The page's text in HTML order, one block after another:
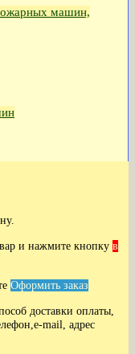
машин,
и нажмите кнопку в
Оформить заказ
доставки оплаты,
mail, адрес